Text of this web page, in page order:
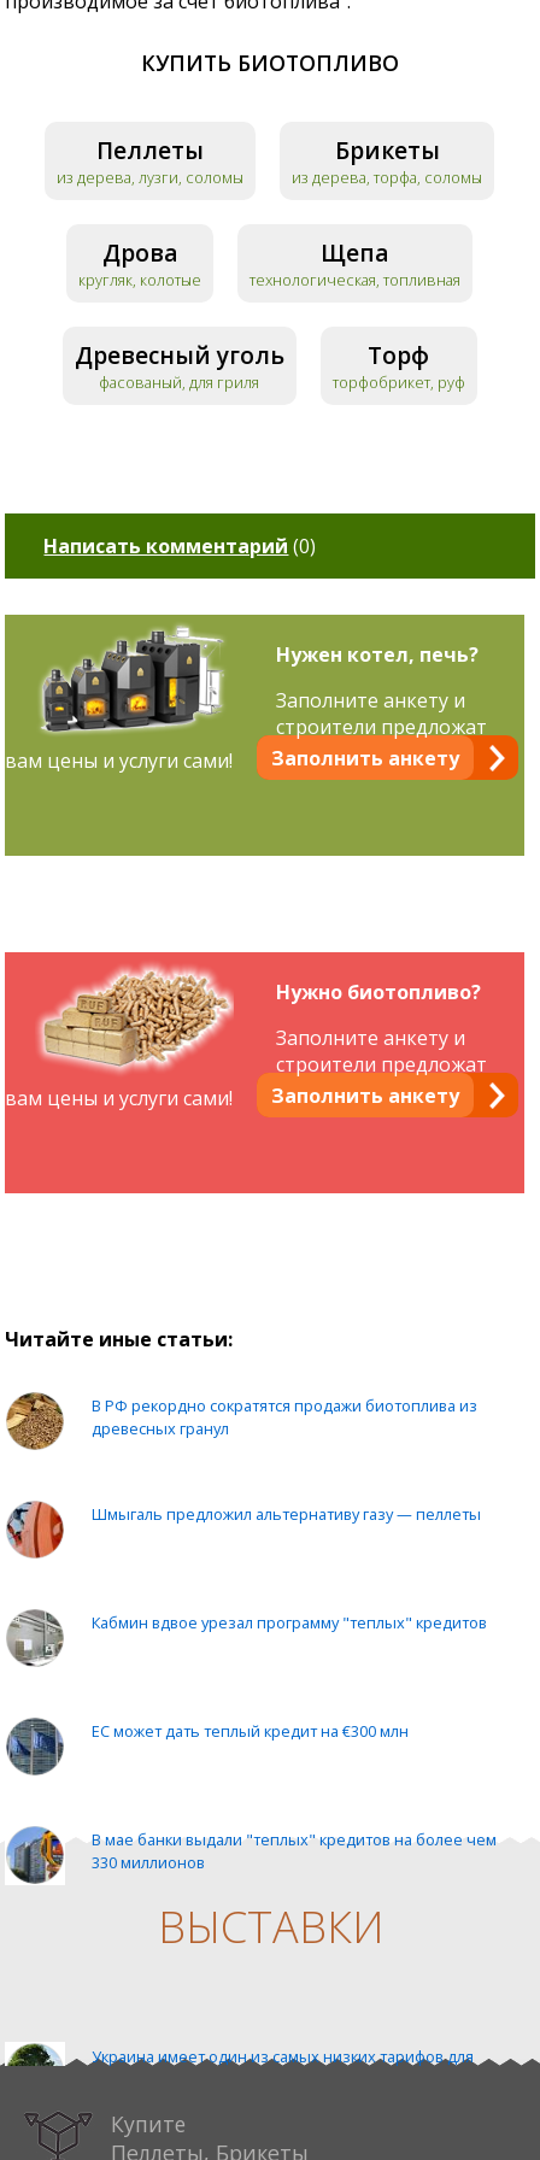
КУПИТЬ БИОТОПЛИВО
Пеллеты
из дерева, лузги, соломы
Брикеты
из дерева, торфа, соломы
Дрова
кругляк, колотые
Щепа
технологическая, топливная
Древесный уголь
фасованый, для гриля
Торф
торфобрикет, руф
Написать комментарий (0)
Нужен котел, печь?
Заполнить анкету
Заполните анкету и
строители предложат
вам цены и услуги сами!
Нужно биотопливо?
Заполнить анкету
Заполните анкету и
строители предложат
вам цены и услуги сами!
Читайте иные статьи:
В РФ рекордно сократятся продажи биотоплива из
древесных гранул
Шмыгаль предложил альтернативу газу — пеллеты
Кабмин вдвое урезал программу "теплых" кредитов
ЕС может дать теплый кредит на €300 млн
В мае банки выдали "теплых" кредитов на более чем
330 миллионов
Венгрия должна достичь углеродно-нейтрального
Украина имеет один из самых низких тарифов для
ВЫСТАВКИ
Купите
Пеллеты, Брикеты